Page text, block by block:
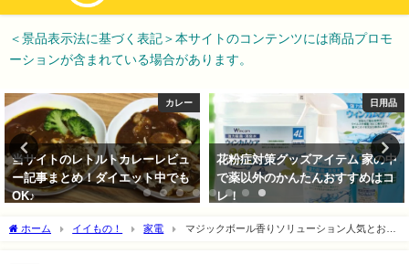
＜景品表示法に基づく表記＞本サイトのコンテンツには商品プロモ
ーションが含まれている場合があります。
カレー
当サイトのレトルトカレーレビュ
ー記事まとめ！ダイエット中でも
OK♪
日用品
花粉症対策グッズアイテム 家の中
で薬以外のかんたんおすすめはコ
レ！
ホーム イイもの！ 家電
マジックボール香りソリューション人気とおす